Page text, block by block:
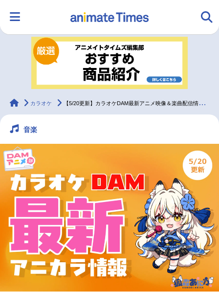
ランキング アニメ
ラジオ みんなの声
2.5次元 配信・Vtuber トレンド 無料マンガ
最新記事一覧
声優記事一覧
アニメ映画一覧 実写化映画一覧
今期アニメ曜日別一覧
春アニメ 夏アニメ
animateTimes
カラオケ 【5/20更新】カラオケDAM最新アニメ映像＆楽曲配信情報まとめ【毎週更新】
音楽